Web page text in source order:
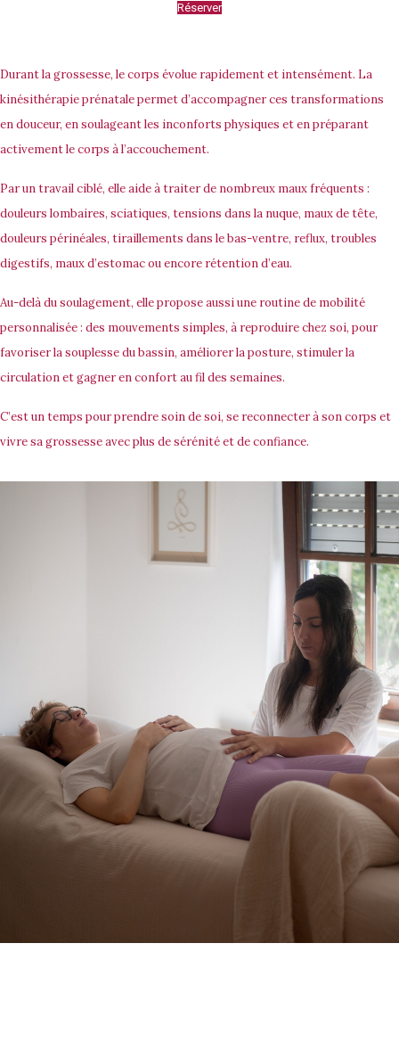
Réserver
Durant la grossesse, le corps évolue rapidement et intensément. La
kinésithérapie prénatale permet d’accompagner ces transformations
en douceur, en soulageant les inconforts physiques et en préparant
activement le corps à l’accouchement.
Par un travail ciblé, elle aide à traiter de nombreux maux fréquents :
douleurs lombaires, sciatiques, tensions dans la nuque, maux de tête,
douleurs périnéales, tiraillements dans le bas-ventre, reflux, troubles
digestifs, maux d’estomac ou encore rétention d’eau.
Au-delà du soulagement, elle propose aussi une routine de mobilité
personnalisée : des mouvements simples, à reproduire chez soi, pour
favoriser la souplesse du bassin, améliorer la posture, stimuler la
circulation et gagner en confort au fil des semaines.
C’est un temps pour prendre soin de soi, se reconnecter à son corps et
vivre sa grossesse avec plus de sérénité et de confiance.